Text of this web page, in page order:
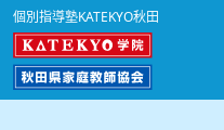
個別指導塾KATEKYO秋田